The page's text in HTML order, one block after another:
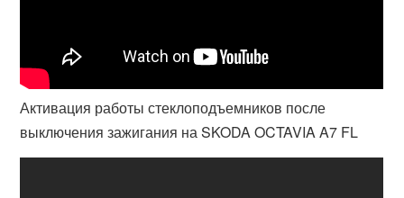
Активация работы стеклоподъемников после
выключения зажигания на SKODA OCTAVIA A7 FL